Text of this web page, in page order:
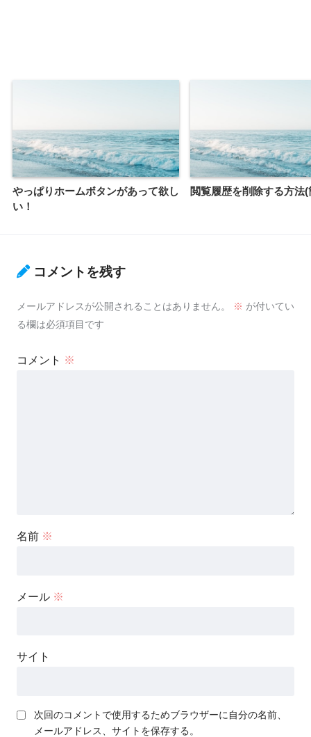
やっぱりホームボタンがあって欲し
い！
閲覧履歴を削除する方法
コメントを残す
メールアドレスが公開されることはありません。 ※ が付いてい
る欄は必須項目です
コメント ※
名前 ※
メール ※
サイト
次回のコメントで使用するためブラウザーに自分の名前、
メールアドレス、サイトを保存する。